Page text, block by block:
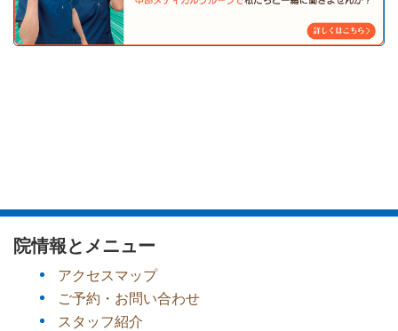
院情報とメニュー
アクセスマップ
ご予約・お問い合わせ
スタッフ紹介